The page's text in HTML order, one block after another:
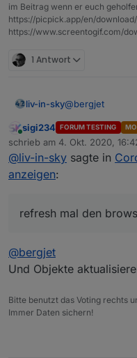
im Beitrag wenn er euch
https://picpick.app/en/
https://www.screentogif.com/
1 Antwort
liv-in-sky@bergjet
bei mir nicht
Online
sigi234 FORUM TESTING
schrieb am 4. Okt. 2020,
zuletzt editiert von sigi234
@liv-in-sky sagte in
anzeigen:
refresh mal den
@bergjet
Und Objekte
Bitte benutzt das Voting rechts
Immer Daten sichern!